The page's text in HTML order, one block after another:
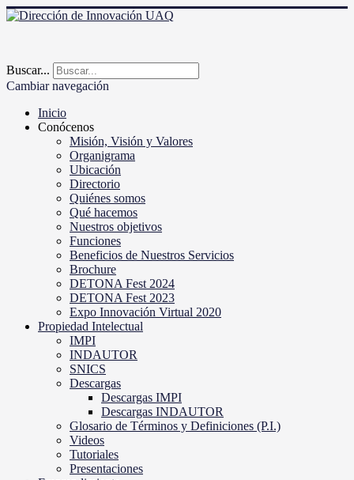
Buscar...
Cambiar navegación
Inicio
Conócenos
Misión, Visión y Valores
Organigrama
Ubicación
Directorio
Quiénes somos
Qué hacemos
Nuestros objetivos
Funciones
Beneficios de Nuestros Servicios
Brochure
DETONA Fest 2024
DETONA Fest 2023
Expo Innovación Virtual 2020
Propiedad Intelectual
IMPI
INDAUTOR
SNICS
Descargas
Descargas IMPI
Descargas INDAUTOR
Glosario de Términos y Definiciones (P.I.)
Videos
Tutoriales
Presentaciones